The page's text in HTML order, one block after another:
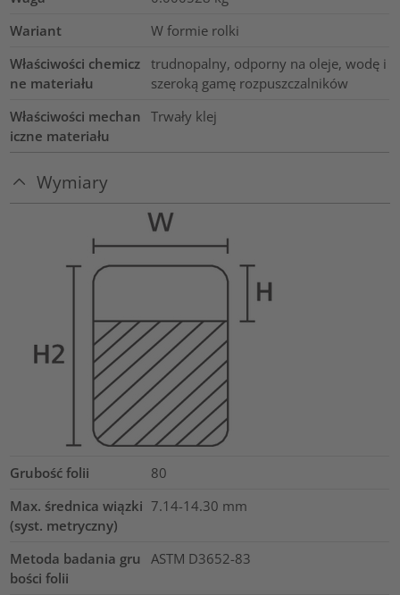
Wariant
W formie rolki
Właściwości chemicz
ne materiału
trudnopalny, odporny na oleje, wodę i
szeroką gamę rozpuszczalników
Właściwości mechan
iczne materiału
Trwały klej
Wymiary
Grubość folii
80
Max. średnica wiązki
(syst. metryczny)
7.14-14.30 mm
Metoda badania gru
bości folii
ASTM D3652-83